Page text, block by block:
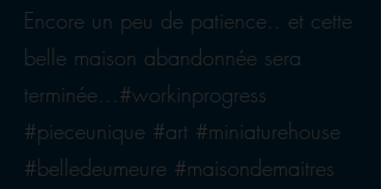
Encore un peu de patience.. et cette
belle maison abandonnée sera
terminée…#workinprogress
#pieceunique #art #miniaturehouse
#belledeumeure #maisondemaitres